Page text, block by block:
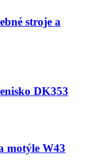
stroje a
DK353
motýle W43